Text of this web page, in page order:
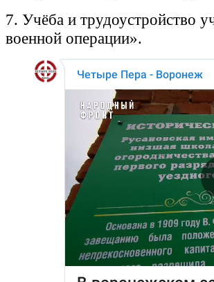
7. Учёба и трудоустройство
военной операции».